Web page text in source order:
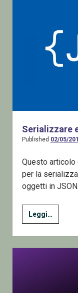
la
AES
Serializzare
Published 02/05/
Questo articolo
per la
oggetti in JSON.
Leggi…
e
in